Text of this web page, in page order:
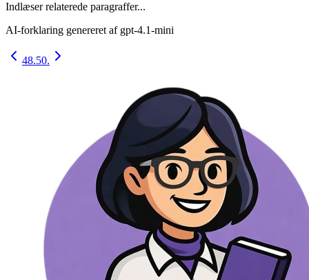
Indlæser relaterede paragraffer...
AI-forklaring genereret af gpt-4.1-mini
48.50.